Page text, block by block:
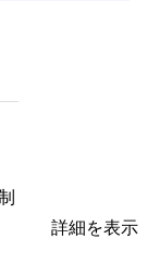
詳細を表示